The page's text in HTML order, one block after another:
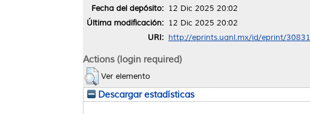
Fecha del depósito: 12 Dic 2025 20:02
Última modificación: 12 Dic 2025 20:02
URI: http://eprints.uanl.mx/id/eprint/30831
Actions (login required)
Ver elemento
Descargar estadísticas